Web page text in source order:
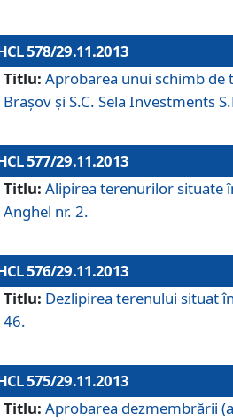
578/29.11.2013
Titlu: Aprobarea unui schimb
Braşov şi S.C. Sela Investments
577/29.11.2013
Titlu: Alipirea terenurilor situate
Anghel nr. 2.
576/29.11.2013
Titlu: Dezlipirea terenului situat
46.
575/29.11.2013
Titlu: Aprobarea dezmembrării